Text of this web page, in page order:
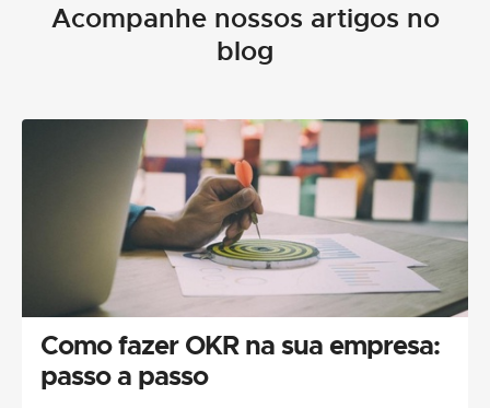
Acompanhe nossos artigos no
blog
Como fazer OKR na sua empresa:
passo a passo